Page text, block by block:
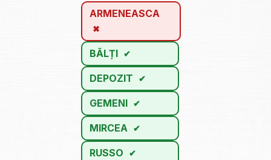
ARMENEASCA
BĂLȚI
DEPOZIT
GEMENI
MIRCEA
RUSSO